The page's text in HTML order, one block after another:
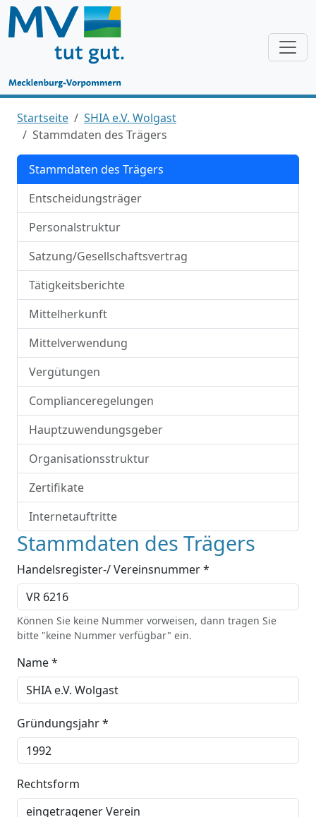
Startseite
SHIA e.V. Wolgast
Stammdaten des Trägers
Stammdaten des Trägers
Entscheidungsträger
Personalstruktur
Satzung/Gesellschaftsvertrag
Tätigkeitsberichte
Mittelherkunft
Mittelverwendung
Vergütungen
Complianceregelungen
Hauptzuwendungsgeber
Organisationsstruktur
Zertifikate
Internetauftritte
Stammdaten des Trägers
Handelsregister-/ Vereinsnummer *
Können Sie keine Nummer vorweisen, dann tragen Sie
bitte "keine Nummer verfügbar" ein.
Name *
Gründungsjahr *
Rechtsform